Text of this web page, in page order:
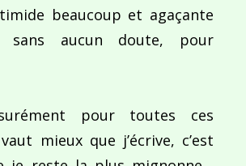
beaucoup et agaçante
sans aucun doute, pour
pour toutes ces
mieux que j’écrive, c’est